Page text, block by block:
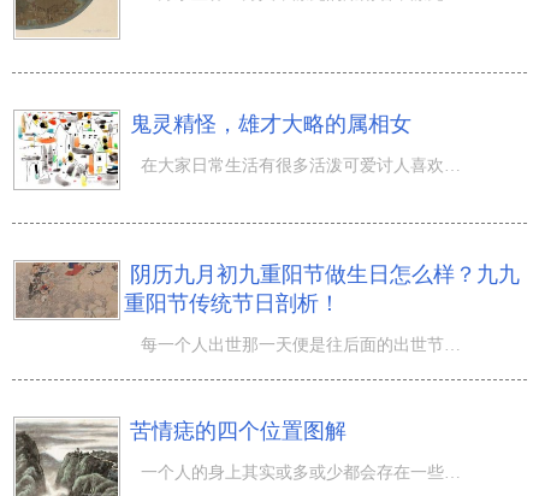
鬼灵精怪，雄才大略的属相女
阴历九月初九重阳节做生日怎么样？九九
重阳节传统节日剖析！
苦情痣的四个位置图解